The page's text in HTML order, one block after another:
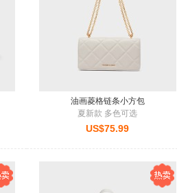
油画菱格链条小方包
夏新款 多色可选
US$75.99